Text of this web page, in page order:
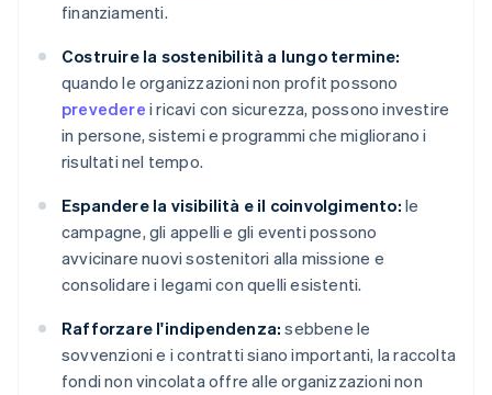
finanziamenti.
Costruire la sostenibilità a lungo termine:
quando le organizzazioni non profit possono
prevedere i ricavi con sicurezza, possono investire
in persone, sistemi e programmi che migliorano i
risultati nel tempo.
Espandere la visibilità e il coinvolgimento: le
campagne, gli appelli e gli eventi possono
avvicinare nuovi sostenitori alla missione e
consolidare i legami con quelli esistenti.
Rafforzare l'indipendenza: sebbene le
sovvenzioni e i contratti siano importanti, la raccolta
fondi non vincolata offre alle organizzazioni non